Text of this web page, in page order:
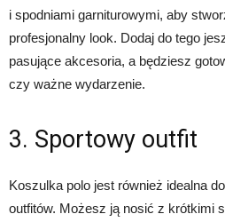
i spodniami garniturowymi, aby
profesjonalny look. Dodaj do tego
pasujące akcesoria, a będziesz
czy ważne wydarzenie.
3. Sportowy outfit
Koszulka polo jest również idealna
outfitów. Możesz ją nosić z krótkimi